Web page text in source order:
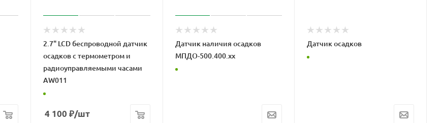
2.7" LCD беспроводной датчик
осадков с термометром и
радиоуправляемыми часами
AW011
4 100 ₽/шт
Датчик наличия осадков
МПДО-500.400.xx
Датчик осадков